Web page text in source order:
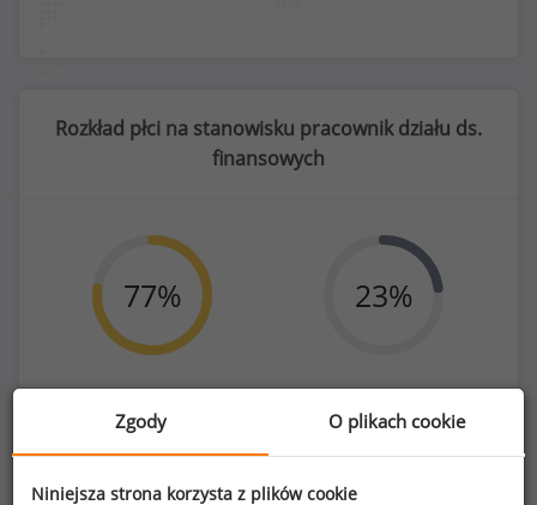
Rozkład płci na stanowisku pracownik działu ds.
finansowych
77%
Kobiety
205
23%
Mężczyźni
Zgody O plikach cookie
Niniejsza strona korzysta z plików cookie